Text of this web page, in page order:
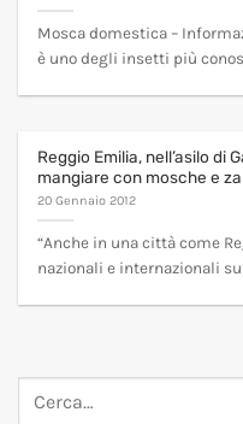
Mosca domestica –
è uno degli insetti più
Reggio Emilia, nell’asilo di
mangiare con mosche e
20 Gennaio 2012
“Anche in una città come
nazionali e internazionali